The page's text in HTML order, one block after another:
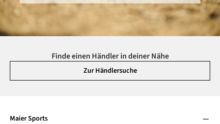
Finde einen Händler in deiner Nähe
Zur Händlersuche
Maier Sports